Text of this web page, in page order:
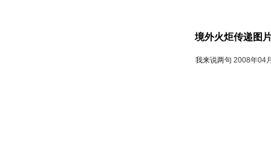
境外火炬传递图
我来说两句 2008年04